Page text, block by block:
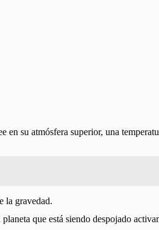
su atmósfera superior, una
la gravedad.
que está siendo despojado